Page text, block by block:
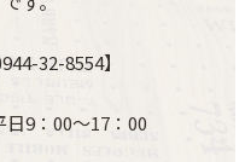
32-8554】
日9：00～17：00